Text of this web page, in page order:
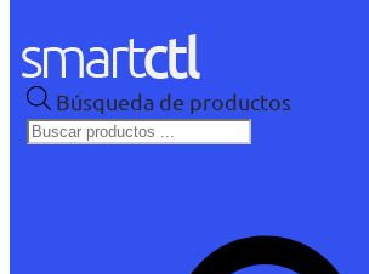
Búsqueda de productos